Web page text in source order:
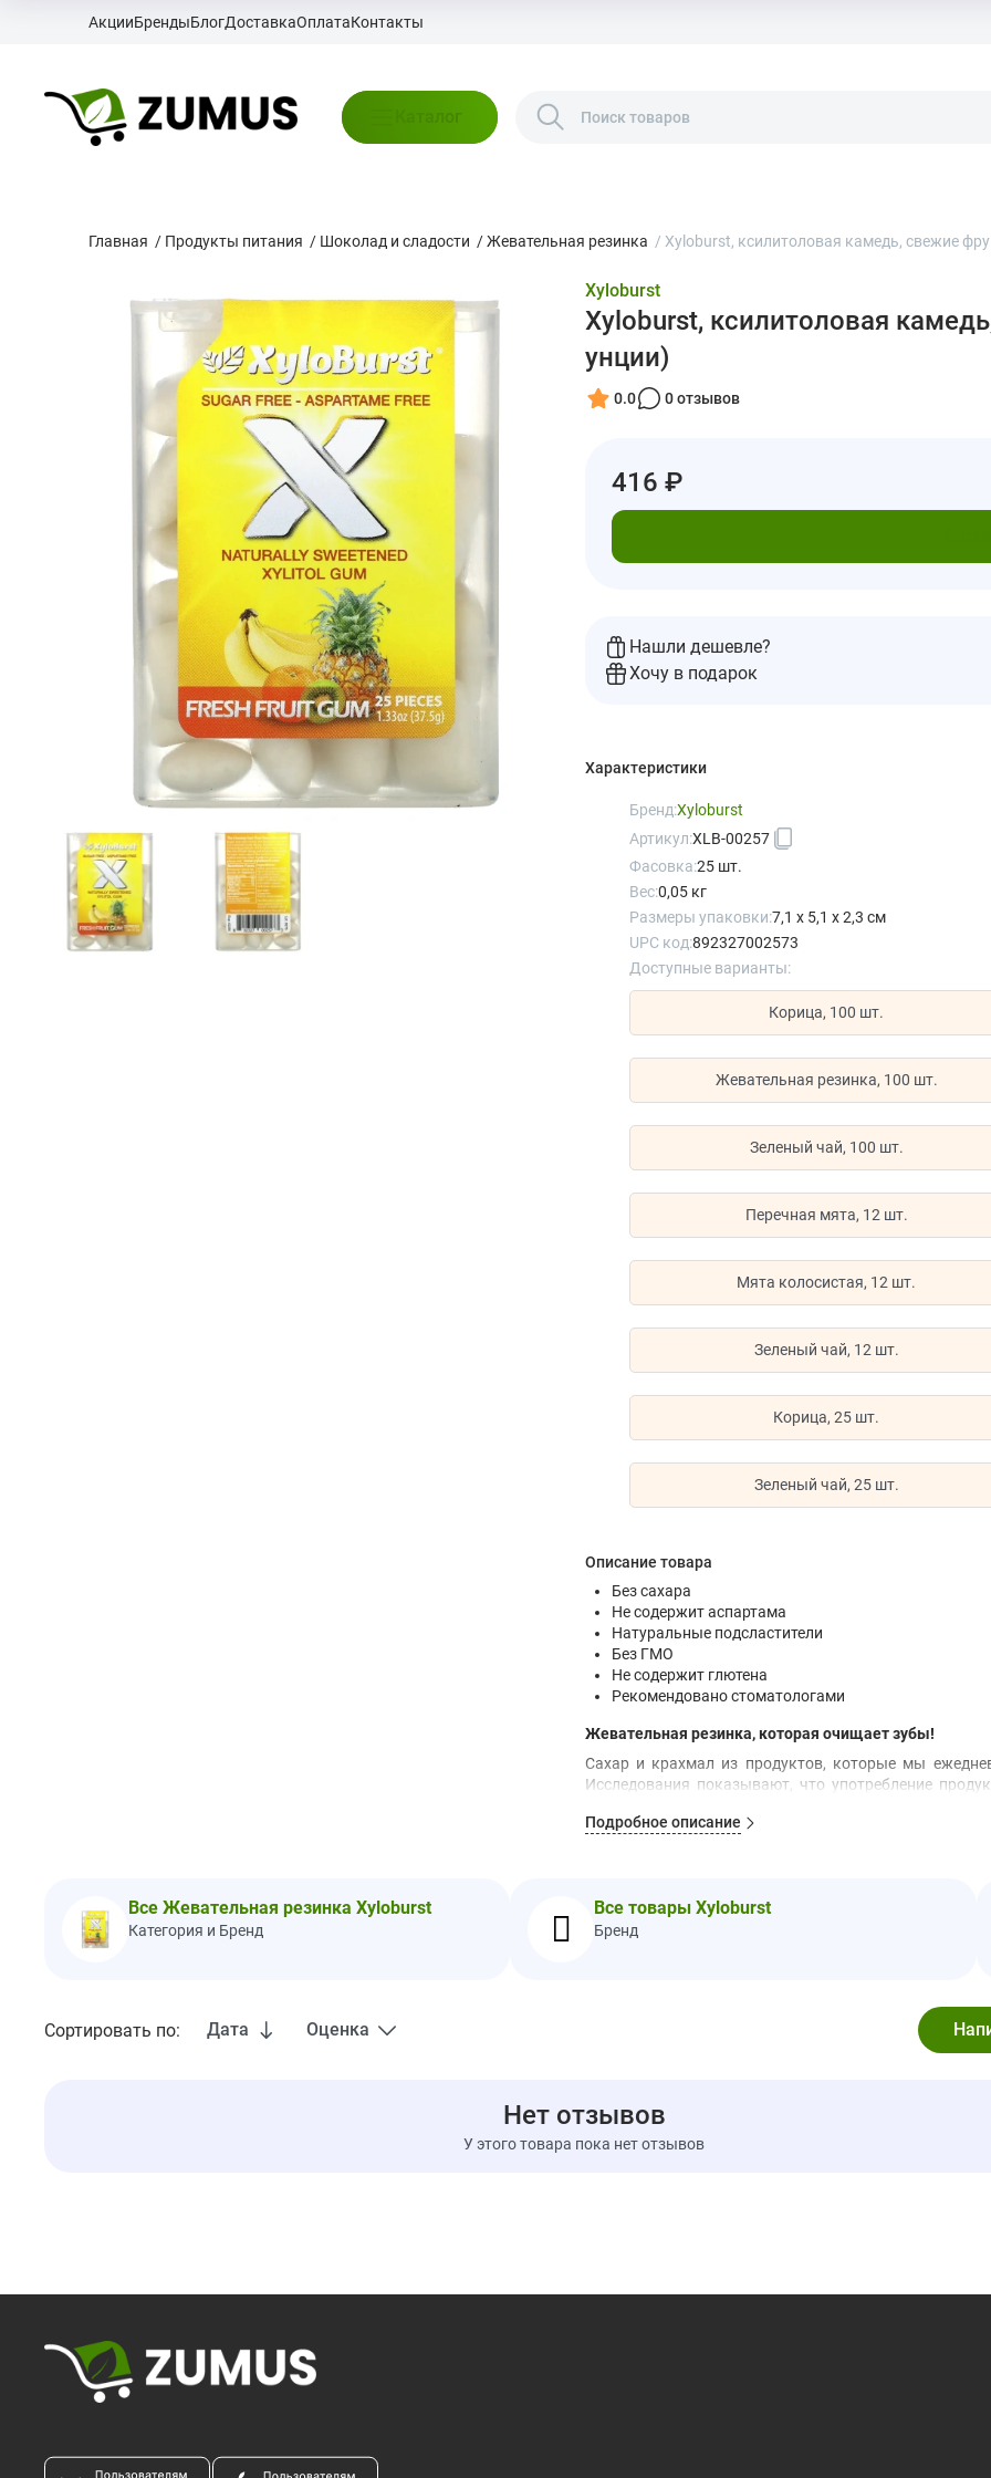
АкцииБрендыБлогДоставкаОплатаКонтакты
Каталог
Главная / Продукты питания / Шоколад и сладости /Жевательная резинка / Xyloburst, ксилитоловая камедь, свежие
Xyloburst
Xyloburst, ксилитоловая
унции)
0.0 0 отзывов
416 ₽
Нашли дешевле?
Хочу в подарок
Характеристики
Бренд:Xyloburst
Артикул:XLB-00257
Фасовка:25 шт.
Вес:0,05 кг
Размеры упаковки:7,1 x 5,1 x 2,3 см
UPC код:892327002573
Доступные варианты:
Корица, 100 шт.
Жевательная резинка, 100 шт.
Зеленый чай, 100 шт.
Перечная мята, 12 шт.
Мята колосистая, 12 шт.
Зеленый чай, 12 шт.
Корица, 25 шт.
Зеленый чай, 25 шт.
Описание товара
Без сахара
Не содержит аспартама
Натуральные подсластители
Без ГМО
Не содержит глютена
Рекомендовано стоматологами
Жевательная резинка, которая очищает зубы!
Сахар и крахмал из продуктов, которые мы
Исследования показывают, что употребление
Ингредиенты
карнаубский воск.
Упаковано в США из сырья из Китая и США
Подробное описание
Все Жевательная резинка Xyloburst
Категория и Бренд
Все товары Xyloburst
Бренд
Сортировать по: Дата Оценка
Нет отзывов
У этого товара пока нет отзывов